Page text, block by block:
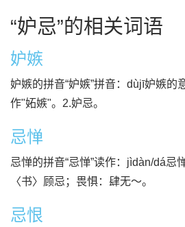
“妒忌”的相关词语
妒嫉
妒嫉的拼音“妒嫉”拼音：dùjī妒嫉的
作"妬嫉"。2.妒忌。
忌惮
忌惮的拼音“忌惮”读作：jìdàn/dá忌
〈书〉顾忌；畏惧：肆无～。
忌恨